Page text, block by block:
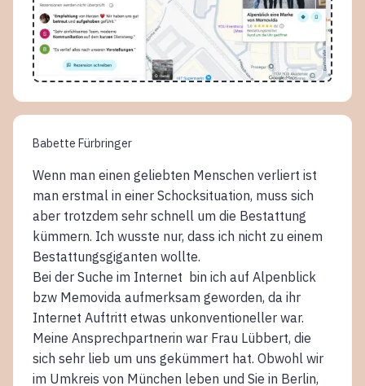
Babette Fürbringer
Wenn man einen geliebten Menschen verliert ist
man erstmal in einer Schocksituation, muss sich
aber trotzdem sehr schnell um die Bestattung
kümmern. Ich wusste nur, dass ich nicht zu einem
Bestattungsgiganten wollte.
Bei der Suche im Internet bin ich auf Alpenblick
bzw Memovida aufmerksam geworden, da ihr
Internet Auftritt etwas unkonventioneller war.
Meine Ansprechpartnerin war Frau Lübbert, die
sich sehr lieb um uns gekümmert hat. Obwohl wir
im Umkreis von München leben und Sie in Berlin,